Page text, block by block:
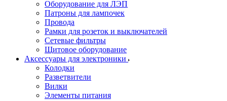
Оборудование для ЛЭП
Патроны для лампочек
Провода
Рамки для розеток и выключателей
Сетевые фильтры
Щитовое оборудование
Аксессуары для электроники
Колодки
Разветвители
Вилки
Элементы питания